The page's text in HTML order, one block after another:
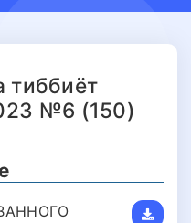
тиббиёт
№6 (150)